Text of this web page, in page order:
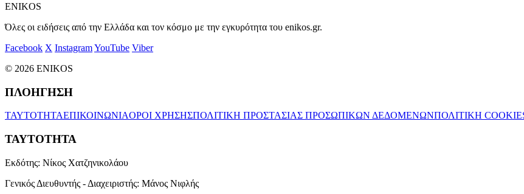
ENIKOS
Όλες οι ειδήσεις από την Ελλάδα και τον κόσμο με την εγκυρότητα του enikos.gr.
Facebook X InstagramYouTube Viber
© 2026 ENIKOS
ΠΛΟΗΓΗΣΗ
ΤΑΥΤΟΤΗΤΑΕΠΙΚΟΙΝΩΝΙΑΟΡΟΙ ΧΡΗΣΗΣΠΟΛΙΤΙΚΗ ΠΡΟΣΤΑΣΙΑΣ ΠΡΟΣΩΠΙΚΩΝ ΔΕΔΟΜΕΝΩΝΠΟΛΙΤΙΚΗ
ΤΑΥΤΟΤΗΤΑ
Εκδότης: Νίκος Χατζηνικολάου
Γενικός Διευθυντής - Διαχειριστής: Μάνος Νιφλής